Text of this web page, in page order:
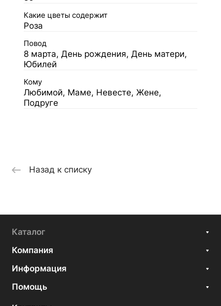
Какие цветы содержит
Роза
Повод
8 марта, День рождения, День матери,
Юбилей
Кому
Любимой, Маме, Невесте, Жене,
Подруге
Назад к списку
Каталог
Компания
Информация
Помощь